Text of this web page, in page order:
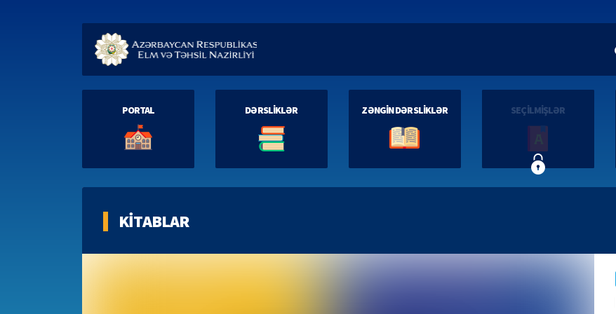
PORTAL DƏRSLİKLƏR ZƏNGİN DƏRSLİKLƏR SEÇİLMİŞLƏR
KİTABLAR